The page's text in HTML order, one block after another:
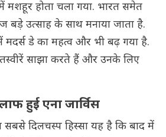
में मशहूर होता चला गया. भारत समेत
उत्साह के साथ मनाया जाता है.
मदर्स डे का महत्व और भी बढ़ गया है.
साझा करते हैं और उनके लिए
हुई एना जार्विस
सबसे दिलचस्प हिस्सा यह है कि बाद में